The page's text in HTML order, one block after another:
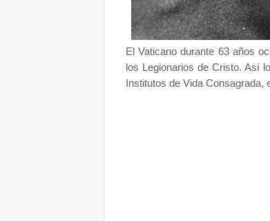
El Vaticano durante 63 años
los Legionarios de Cristo. Así
Institutos de Vida Consagrada,